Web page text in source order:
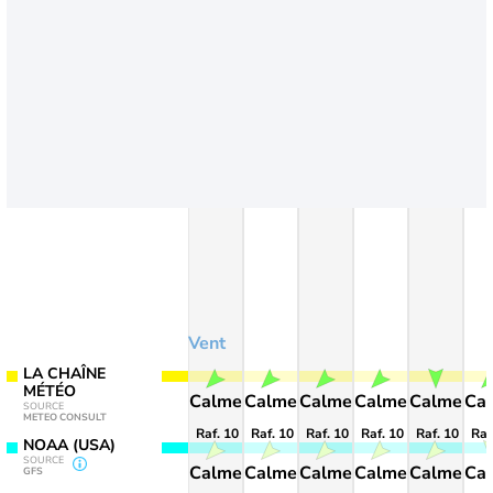
LA CHAÎNE
MÉTÉO
SOURCE
METEO CONSULT
NOAA (USA)
SOURCE
GFS
Vent
Calme
Raf. 10
Calme
Calme
Raf. 10
Calme
Calme
Raf. 10
Calme
Calme
Raf. 10
Calme
Calme
Raf. 10
Calme